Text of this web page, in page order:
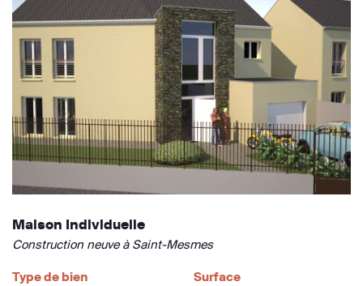
Maison Individuelle
Construction neuve à Saint-Mesmes
Type de bien
Surface